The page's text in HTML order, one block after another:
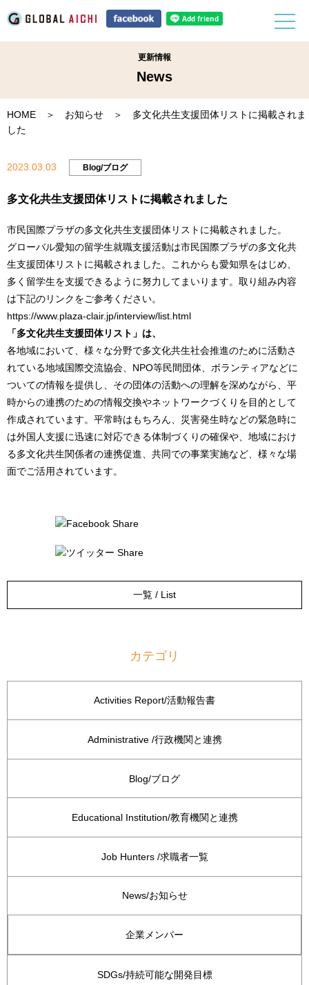
更新情報
News
HOME ＞ お知らせ ＞ 多文化共生支援団体リストに掲載されま
した
2023.03.03 Blog/ブログ
多文化共生支援団体リストに掲載されました
市民国際プラザの多文化共生支援団体リストに掲載されました。
グローバル愛知の留学生就職支援活動は市民国際プラザの多文化共
生支援団体リストに掲載されました。これからも愛知県をはじめ、
多く留学生を支援できるように努力してまいります。取り組み内容
は下記のリンクをご参考ください。
https://www.plaza-clair.jp/interview/list.html
「多文化共生支援団体リスト」は、
各地域において、様々な分野で多文化共生社会推進のために活動さ
れている地域国際交流協会、NPO等民間団体、ボランティアなどに
ついての情報を提供し、その団体の活動への理解を深めながら、平
時からの連携のための情報交換やネットワークづくりを目的として
作成されています。平常時はもちろん、災害発生時などの緊急時に
は外国人支援に迅速に対応できる体制づくりの確保や、地域におけ
る多文化共生関係者の連携促進、共同での事業実施など、様々な場
面でご活用されています。
一覧 / List
カテゴリ
Activities Report/活動報告書
Administrative /行政機関と連携
Blog/ブログ
Educational Institution/教育機関と連携
Job Hunters /求職者一覧
News/お知らせ
企業メンバー
SDGs/持続可能な開発目標